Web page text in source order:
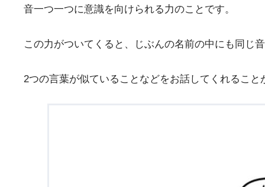
音一つ一つに意識を向けられる力のことです。
この力がついてくると、じぶんの名前の中にも同じ
2つの言葉が似ていることなどをお話してくれること